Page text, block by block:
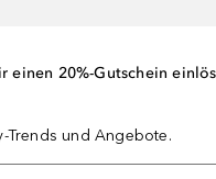
20%-Gutschein
Trends und Angebote.